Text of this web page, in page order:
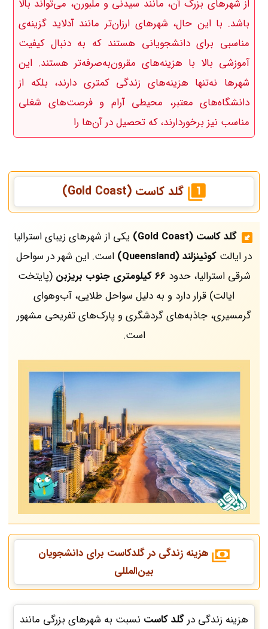
از شهرهای بزرگ آن، مانند سیدنی و ملبورن، می‌تواند بالا
باشد. با این حال، شهرهای ارزان‌تر مانند آدلاید گزینه‌ی
مناسبی برای دانشجویانی هستند که به دنبال کیفیت
آموزشی بالا با هزینه‌های مقرون‌به‌صرفه‌تر هستند. این
شهرها نه‌تنها هزینه‌های زندگی کمتری دارند، بلکه از
دانشگاه‌های معتبر، محیطی آرام و فرصت‌های شغلی
مناسب نیز برخوردارند، که تحصیل در آن‌ها را
گلد کاست (Gold Coast)
گلد کاست (Gold Coast)
یکی از شهرهای زیبای استرالیا
در ایالت کوئینزلند (Queensland)
است. این شهر در سواحل
شرقی استرالیا، حدود 66 کیلومتری جنوب بریزبن
(پایتخت
ایالت) قرار دارد و به دلیل سواحل طلایی، آب‌وهوای
گرمسیری، جاذبه‌های گردشگری و پارک‌های تفریحی مشهور
است.
هزینه زندگی در گلدکاست برای دانشجویان
بین‌المللی
هزینه زندگی درگلد کاست نسبت به شهرهای بزرگی مانند